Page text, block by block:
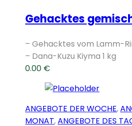
Gehacktes
– Gehacktes vom Lamm-
– Dana-Kuzu Kiyma 1 kg
0.00 €
ANGEBOTE DER WOCHE,
MONAT,ANGEBOTE DES